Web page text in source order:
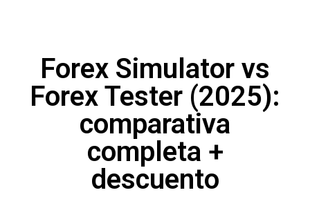
Forex Simulator vs
Forex Tester (2025):
comparativa
completa +
descuento